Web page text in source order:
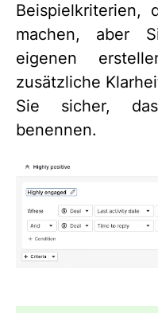
Beispielkriterien,
machen, aber
eigenen
zusätzliche
Sie sicher,
benennen.